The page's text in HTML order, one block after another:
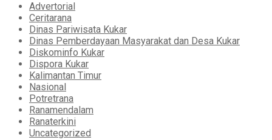
Advertorial
Ceritarana
Dinas Pariwisata Kukar
Dinas Pemberdayaan Masyarakat dan Desa Kukar
Diskominfo Kukar
Dispora Kukar
Kalimantan Timur
Nasional
Potretrana
Ranamendalam
Ranaterkini
Uncategorized